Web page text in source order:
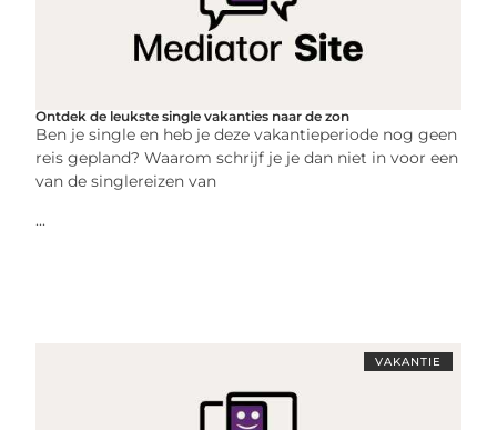
Ontdek de leukste single vakanties naar de zon
Ben je single en heb je deze vakantieperiode nog geen
reis gepland? Waarom schrijf je je dan niet in voor een
van de singlereizen van
...
VAKANTIE